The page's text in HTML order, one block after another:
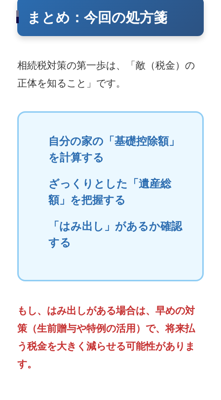
まとめ：今回の処方箋
相続税対策の第一歩は、「敵（税金）の
正体を知ること」です。
自分の家の「基礎控除額」
を計算する
ざっくりとした「遺産総
額」を把握する
「はみ出し」があるか確認
する
もし、はみ出しがある場合は、早めの対
策（生前贈与や特例の活用）で、将来払
う税金を大きく減らせる可能性がありま
す。